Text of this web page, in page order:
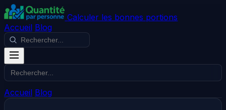
Calculer les bonnes portions
Accueil Blog
Accueil Blog